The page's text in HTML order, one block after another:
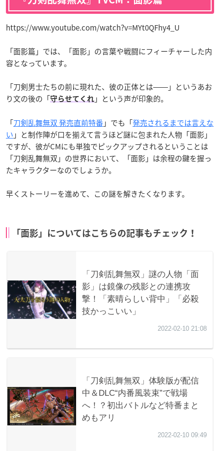
https://www.youtube.com/watch?v=MYt0QFhy4_U
「面影篇」では、「面影」の言葉や戦闘にフィーチャーした内
容となっています。
「刀剣男士たちの前に現れた、彼の正体とは――」というあお
り文の後の「守らせてくれ 」という声が印象的。
「刀剣乱舞無双 発売直前特番 」でも「発売されるまでは言えな
い 」と制作陣が口を揃えて言うほど謎に包まれた人物「面影」
ですが、彼がCMにも単独でピックアップされるということは
「刀剣乱舞無双」の世界において、「面影」は余程の鍵を握っ
たキャラクターなのでしょうか。
早くストーリーを進めて、この謎を解きたくなります。
「面影」についてはこちらの記事もチェック！